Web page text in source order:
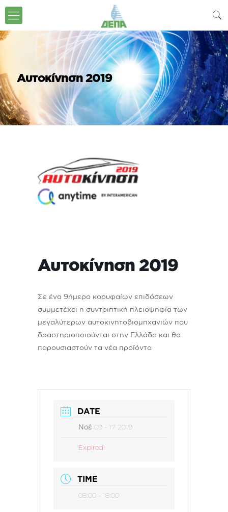
Αυτοκίνηση 2019
Αυτοκίνηση 2019
Σε ένα 9ήμερο κορυφαίων επιδόσεων
συμμετέχει η συντριπτική πλειοψηφία των
μεγαλύτερων αυτοκινητοβιομηχανιών που
δραστηριοποιούνται στην Ελλάδα και θα
παρουσιαστούν τα νέα προϊόντα
DATE
Νοέ 09 - 17 2019
Expired!
TIME
08:00 - 18:00